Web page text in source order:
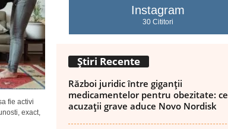
fie activi
exact,
Instagram
30 Cititori
Știri Recente
Război juridic între giganții
medicamentelor pentru obezitate: ce
acuzații grave aduce Novo Nordisk